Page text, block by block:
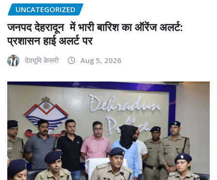
UNCATEGORIZED
जनपद देहरादून में भारी बारिश का ऑरेंज अलर्ट:
प्रशासन हाई अलर्ट पर
देवभूमि केसरी Aug 5, 2026